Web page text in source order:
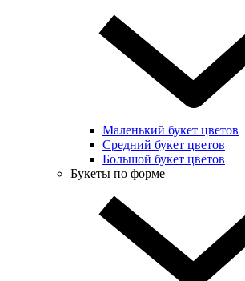
Маленький букет цветов
Средний букет цветов
Большой букет цветов
Букеты по форме